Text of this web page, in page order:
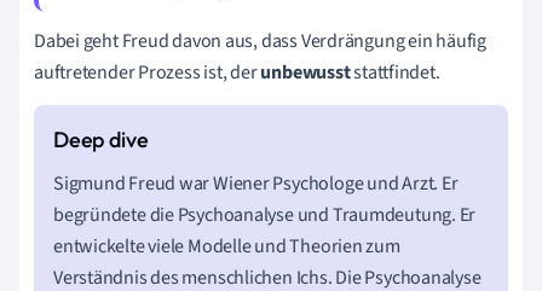
Dabei geht Freud davon aus, dass Verdrängung ein häufig
auftretender Prozess ist, derunbewusststattfindet.
Sigmund Freud war Wiener Psychologe und Arzt. Er
begründete die Psychoanalyse und Traumdeutung. Er
entwickelte viele Modelle und Theorien zum
Verständnis des menschlichen Ichs. Die Psychoanalyse